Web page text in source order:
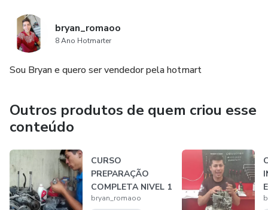
bryan_romaoo
8 Ano Hotmarter
Sou Bryan e quero ser vendedor pela hotmart
Outros produtos de quem criou esse
conteúdo
CURSO
PREPARAÇÃO
COMPLETA NIVEL 1
bryan_romaoo